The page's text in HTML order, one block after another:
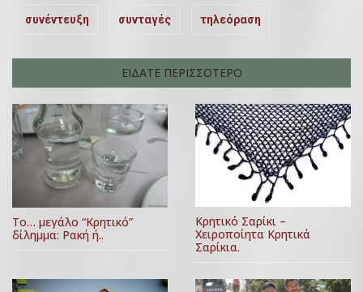
συνέντευξη συνταγές τηλεόραση
ΕΙΔΑΤΕ ΠΕΡΙΣΣΟΤΕΡΟ
Το… μεγάλο “Κρητικό”
δίλημμα: Ρακή ή..
Κρητικό Σαρίκι –
Χειροποίητα Κρητικά
Σαρίκια.